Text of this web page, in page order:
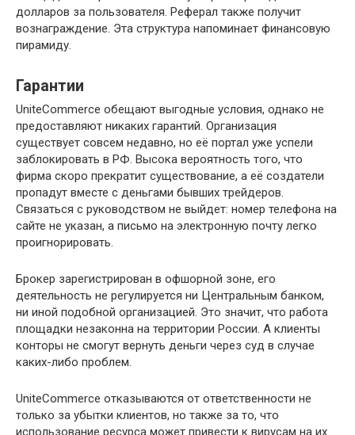
долларов за пользователя. Реферал также получит
вознаграждение. Эта структура напоминает финансовую
пирамиду.
Гарантии
UniteCommerce обещают выгодные условия, однако не
предоставляют никаких гарантий. Организация
существует совсем недавно, но её портал уже успели
заблокировать в РФ. Высока вероятность того, что
фирма скоро прекратит существование, а её создатели
пропадут вместе с деньгами бывших трейдеров.
Связаться с руководством не выйдет: номер телефона на
сайте не указан, а письмо на электронную почту легко
проигнорировать.
Брокер зарегистрирован в офшорной зоне, его
деятельность не регулируется ни Центральным банком,
ни иной подобной организацией. Это значит, что работа
площадки незаконна на территории России. А клиенты
конторы не смогут вернуть деньги через суд в случае
каких-либо проблем.
UniteCommerce отказываются от ответственности не
только за убытки клиентов, но также за то, что
использование ресурса может привести к вирусам на их